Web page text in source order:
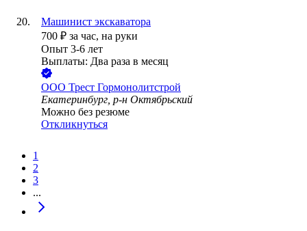
Машинист экскаватора
700 ₽ за час, на руки
Опыт 3-6 лет
Выплаты: Два раза в месяц
ООО Трест Гормонолитстрой
Екатеринбург, р-н Октябрьский
Можно без резюме
Откликнуться
1
2
3
...